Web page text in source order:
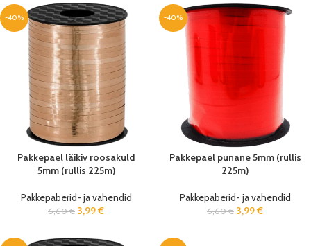
-40%
Pakkepael läikiv roosakuld
5mm (rullis 225m)
Pakkepaberid- ja vahendid
6,60€ 3,99€
-40%
Pakkepael punane 5mm (rullis
225m)
Pakkepaberid- ja vahendid
6,60€ 3,99€